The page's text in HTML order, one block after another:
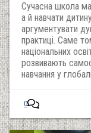
Сучасна школа
а й навчати
аргументувати
практиці. Саме
національних
розвивають
навчання у
0